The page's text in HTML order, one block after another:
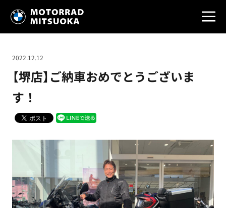
【堺店】ご納車おめでとうございま
す！
2022.12.12